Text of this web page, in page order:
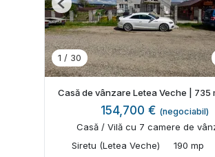
1 / 30
Previous
Casă de vânzare Letea Veche | 735
154,700 € (negociabil)
Casă / Vilă cu 7 camere de
Siretu (Letea Veche)
190 mp